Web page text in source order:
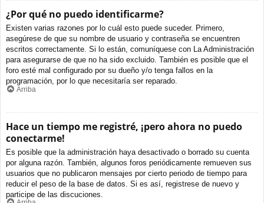
¿Por qué no puedo identificarme?
Existen varias razones por lo cuál esto puede suceder. Primero,
asegúrese de que su nombre de usuario y contraseña se encuentren
escritos correctamente. Si lo están, comuníquese con La Administración
para asegurarse de que no ha sido excluido. También es posible que el
foro esté mal configurado por su dueño y/o tenga fallos en la
programación, por lo que necesitaría ser reparado.
Arriba
Hace un tiempo me registré, ¡pero ahora no puedo
conectarme!
Es posible que la administración haya desactivado o borrado su cuenta
por alguna razón. También, algunos foros periódicamente remueven sus
usuarios que no publicaron mensajes por cierto periodo de tiempo para
reducir el peso de la base de datos. Si es así, registrese de nuevo y
participe de las discuciones.